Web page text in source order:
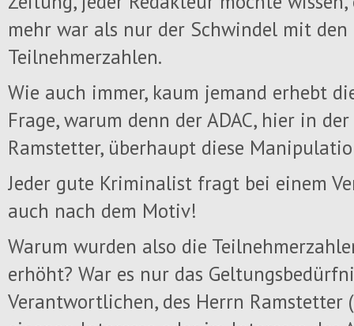
mehr war als nur der Schwindel mit den
Teilnehmerzahlen.
Wie auch immer, kaum jemand erhebt
Frage, warum denn der ADAC, hier in
Ramstetter, überhaupt diese
Jeder gute Kriminalist fragt bei einem
auch nach dem Motiv!
Warum wurden also die
erhöht? War es nur das
Verantwortlichen, des Herrn Ramstetter